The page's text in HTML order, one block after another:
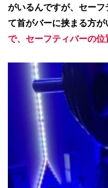
がいるんですが、セー
て首がバーに挟まる方が
で、セーフティバーの位